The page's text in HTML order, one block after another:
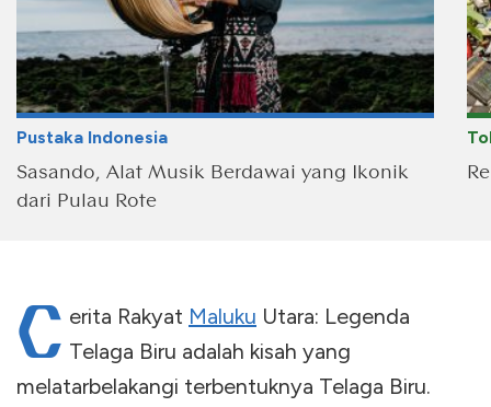
Pustaka Indonesia
Sasando, Alat Musik Berdawai yang Ikonik
dari Pulau Rote
C erita Rakyat Maluku Utara: Legenda
Telaga Biru adalah kisah yang
melatarbelakangi terbentuknya Telaga Biru.